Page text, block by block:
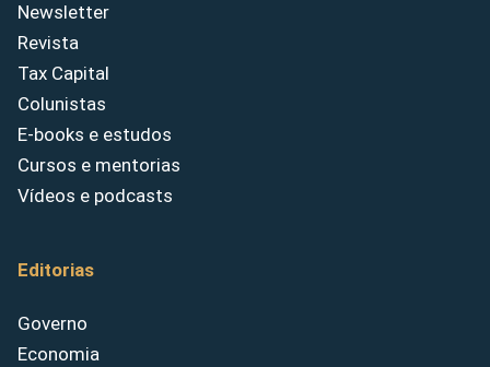
Newsletter
Revista
Tax Capital
Colunistas
E-books e estudos
Cursos e mentorias
Vídeos e podcasts
Editorias
Governo
Economia